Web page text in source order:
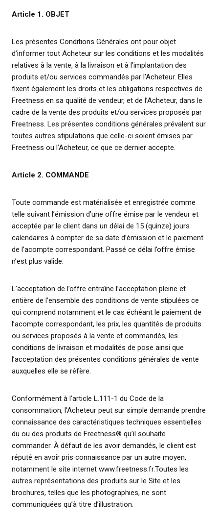
Article 1. OBJET
Les présentes Conditions Générales ont pour objet
d’informer tout Acheteur sur les conditions et les modalités
relatives à la vente, à la livraison et à l’implantation des
produits et/ou services commandés par l’Acheteur. Elles
fixent également les droits et les obligations respectives de
Freetness en sa qualité de vendeur, et de l’Acheteur, dans le
cadre de la vente des produits et/ou services proposés par
Freetness. Les présentes conditions générales prévalent sur
toutes autres stipulations que celle-ci soient émises par
Freetness ou l’Acheteur, ce que ce dernier accepte.
Article 2. COMMANDE
Toute commande est matérialisée et enregistrée comme
telle suivant l’émission d’une offre émise par le vendeur et
acceptée par le client dans un délai de 15 (quinze) jours
calendaires à compter de sa date d’émission et le paiement
de l’acompte correspondant. Passé ce délai l’offre émise
n’est plus valide.
L’acceptation de l’offre entraîne l’acceptation pleine et
entière de l’ensemble des conditions de vente stipulées ce
qui comprend notamment et le cas échéant le paiement de
l’acompte correspondant, les prix, les quantités de produits
ou services proposés à la vente et commandés, les
conditions de livraison et modalités de pose ainsi que
l’acceptation des présentes conditions générales de vente
auxquelles elle se réfère.
Conformément à l’article L.111-1 du Code de la
consommation, l’Acheteur peut sur simple demande prendre
connaissance des caractéristiques techniques essentielles
du ou des produits de Freetness® qu’il souhaite
commander. À défaut de les avoir demandés, le client est
réputé en avoir pris connaissance par un autre moyen,
notamment le site internet www.freetness.fr.Toutes les
autres représentations des produits sur le Site et les
brochures, telles que les photographies, ne sont
communiquées qu’à titre d’illustration.